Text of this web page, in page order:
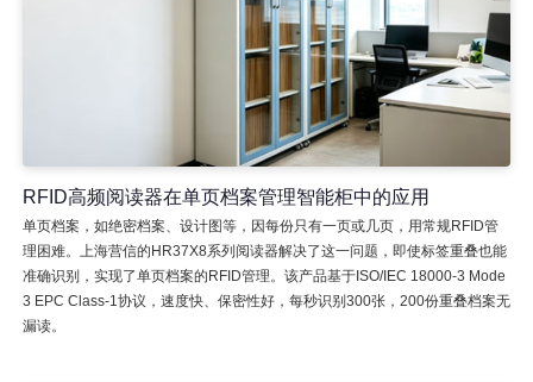
RFID高频阅读器在单页档案管理智能柜中的应用
单页档案，如绝密档案、设计图等，因每份只有一页或几页，用常规RFID管
理困难。上海营信的HR37X8系列阅读器解决了这一问题，即使标签重叠也能
准确识别，实现了单页档案的RFID管理。该产品基于ISO/IEC 18000-3 Mode
3 EPC Class-1协议，速度快、保密性好，每秒识别300张，200份重叠档案无
漏读。